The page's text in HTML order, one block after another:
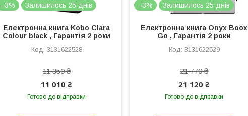
–3% Залишилось 25 днів
Електронна книга Kobo Clara
Colour black , Гарантія 2 роки
3131622528
11 350 ₴
11 010 ₴
Готово до відправки
–3% Залишилось 25 днів
Електронна книга Onyx Boox
Go , Гарантія 2 роки
3131622529
21 770 ₴
21 120 ₴
Готово до відправки